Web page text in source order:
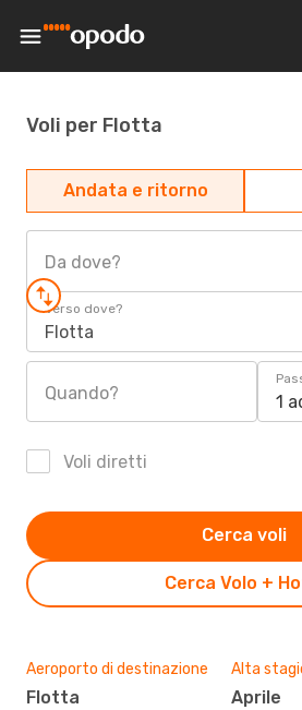
Voli per Flotta
Andata e ritorno
Da dove?
Verso dove?
Flotta
Quando? 1
Voli diretti
Cerca Volo +
Cerca voli
Aeroporto di destinazione
Flotta
Alta
aprile